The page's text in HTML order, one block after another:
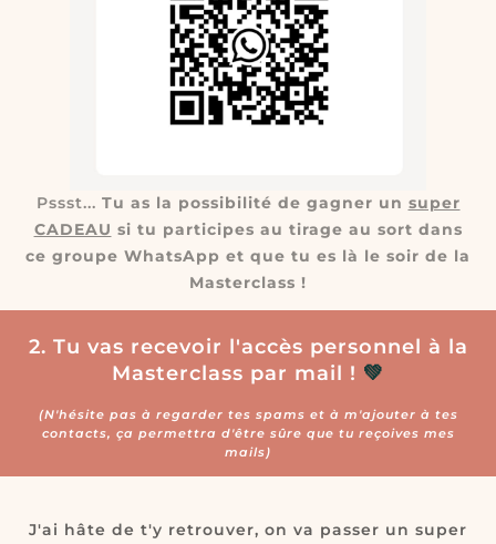
Pssst... Tu as la possibilité de gagner un super
CADEAU si tu participes au tirage au sort dans
ce groupe WhatsApp et que tu es là le soir de la
Masterclass !
2. Tu vas recevoir l'accès personnel à la
Masterclass par mail ! 💚
(N'hésite pas à regarder tes spams et à m'ajouter à tes
contacts, ça permettra d'être sûre que tu reçoives mes
mails)
J'ai hâte de t'y retrouver, on va passer un super